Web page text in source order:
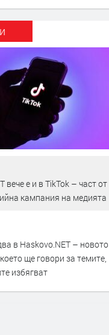
вече е и в TikTok – част от
кампания на медията
в Haskovo.NET – новото
ще говори за темите,
избягват